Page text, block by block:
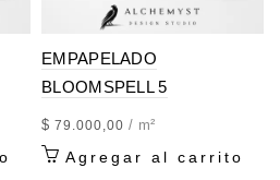
EMPAPELADO
BLOOMSPELL 5
$ 79.000,00 / m²
Agregar al carrito